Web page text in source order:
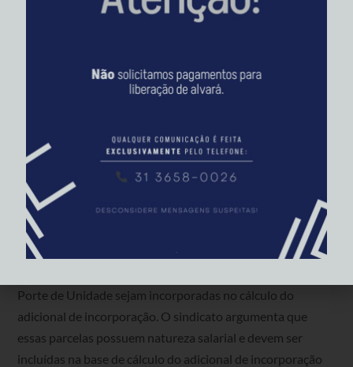
novo Plano de Cargos e Salários em 2010, o CTVA foi
APPA, que continuaram a complementar a remuneração
dos empregados. A ação pede que todas essas parcelas
descomissionados sem justa causa.
O que pede e como pede a ação abaixo que fala da
incorporação de determinadas parcelas salariais
(CTVA, APPA e Porte de Unidade) ao cálculo do
adicional de incorporação?
Porte de Unidade sejam incorporadas no cálculo do
adicional de incorporação. O sindicato argumenta que
essas parcelas possuem natureza salarial e devem ser
incluídas na base de cálculo do adicional de incorporação